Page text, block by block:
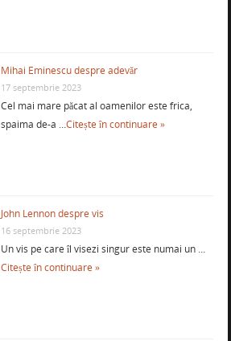
Mihai Eminescu despre adevăr
17 septembrie 2023
Cel mai mare păcat al oamenilor este frica,
spaima de-a …Citește în continuare »
John Lennon despre vis
16 septembrie 2023
Un vis pe care îl visezi singur este numai un …
Citește în continuare »